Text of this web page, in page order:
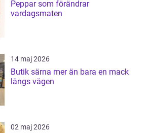
Peppar som förändrar
vardagsmaten
14 maj 2026
Butik särna mer än bara en mack
längs vägen
02 maj 2026